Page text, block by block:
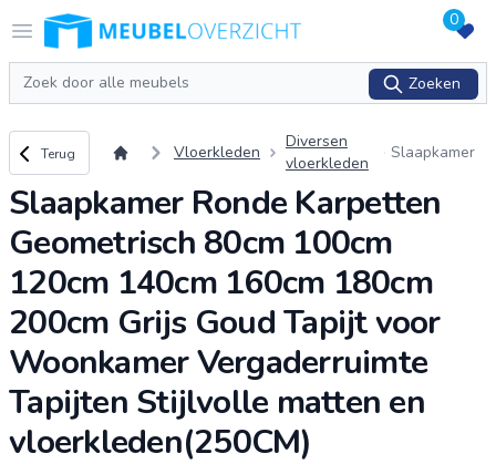
Open menu
Logo Meubeloverzicht.nl 0
Zoeken
Zoeken
Terug naar overzicht
Terug Vloerkleden
Diversen
vloerkleden
Slaapkamer
ten Geometri
sch 80cm 10
0cm 120cm 1
180cm 200c
Tapijt vo
Slaapkamer Ronde Karpetten
Geometrisch 80cm 100cm
120cm 140cm 160cm 180cm
200cm Grijs Goud Tapijt voor
Woonkamer Vergaderruimte
Tapijten Stijlvolle matten en
vloerkleden(250CM)